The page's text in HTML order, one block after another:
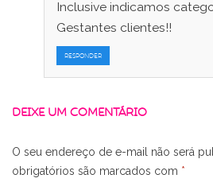
Inclusive indicamos
Gestantes clientes!!
RESPONDER
DEIXE UM COMENTÁRIO
O seu endereço de e-mail não será
obrigatórios são marcados com *